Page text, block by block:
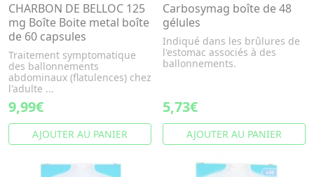
CHARBON DE BELLOC 125
mg Boîte Boite metal boîte
de 60 capsules
Traitement symptomatique
des ballonnements
abdominaux (flatulences) chez
l'adulte ...
9,99€
AJOUTER AU PANIER
Carbosymag boîte de 48
gélules
Indiqué dans les brûlures de
l'estomac associés à des
ballonnements.
5,73€
AJOUTER AU PANIER